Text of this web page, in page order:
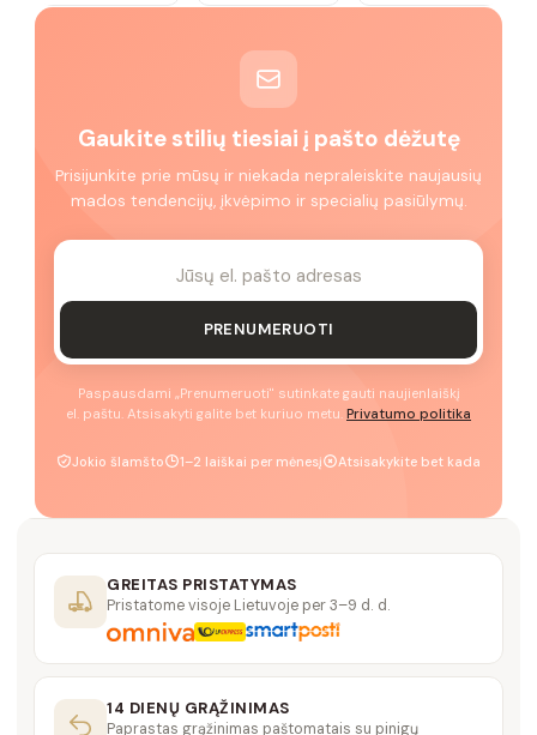
Gaukite stilių tiesiai į pašto dėžutę
Prisijunkite prie mūsų ir niekada nepraleiskite naujausių
mados tendencijų, įkvėpimo ir specialių pasiūlymų.
PRENUMERUOTI
Paspausdami „Prenumeruoti" sutinkate gauti naujienlaiškį
el. paštu. Atsisakyti galite bet kuriuo metu. Privatumo politika
Jokio šlamšto 1–2 laiškai per mėnesį Atsisakykite bet kada
GREITAS PRISTATYMAS
Pristatome visoje Lietuvoje per 3–9 d. d.
14 DIENŲ GRĄŽINIMAS
Paprastas grąžinimas paštomatais su pinigų